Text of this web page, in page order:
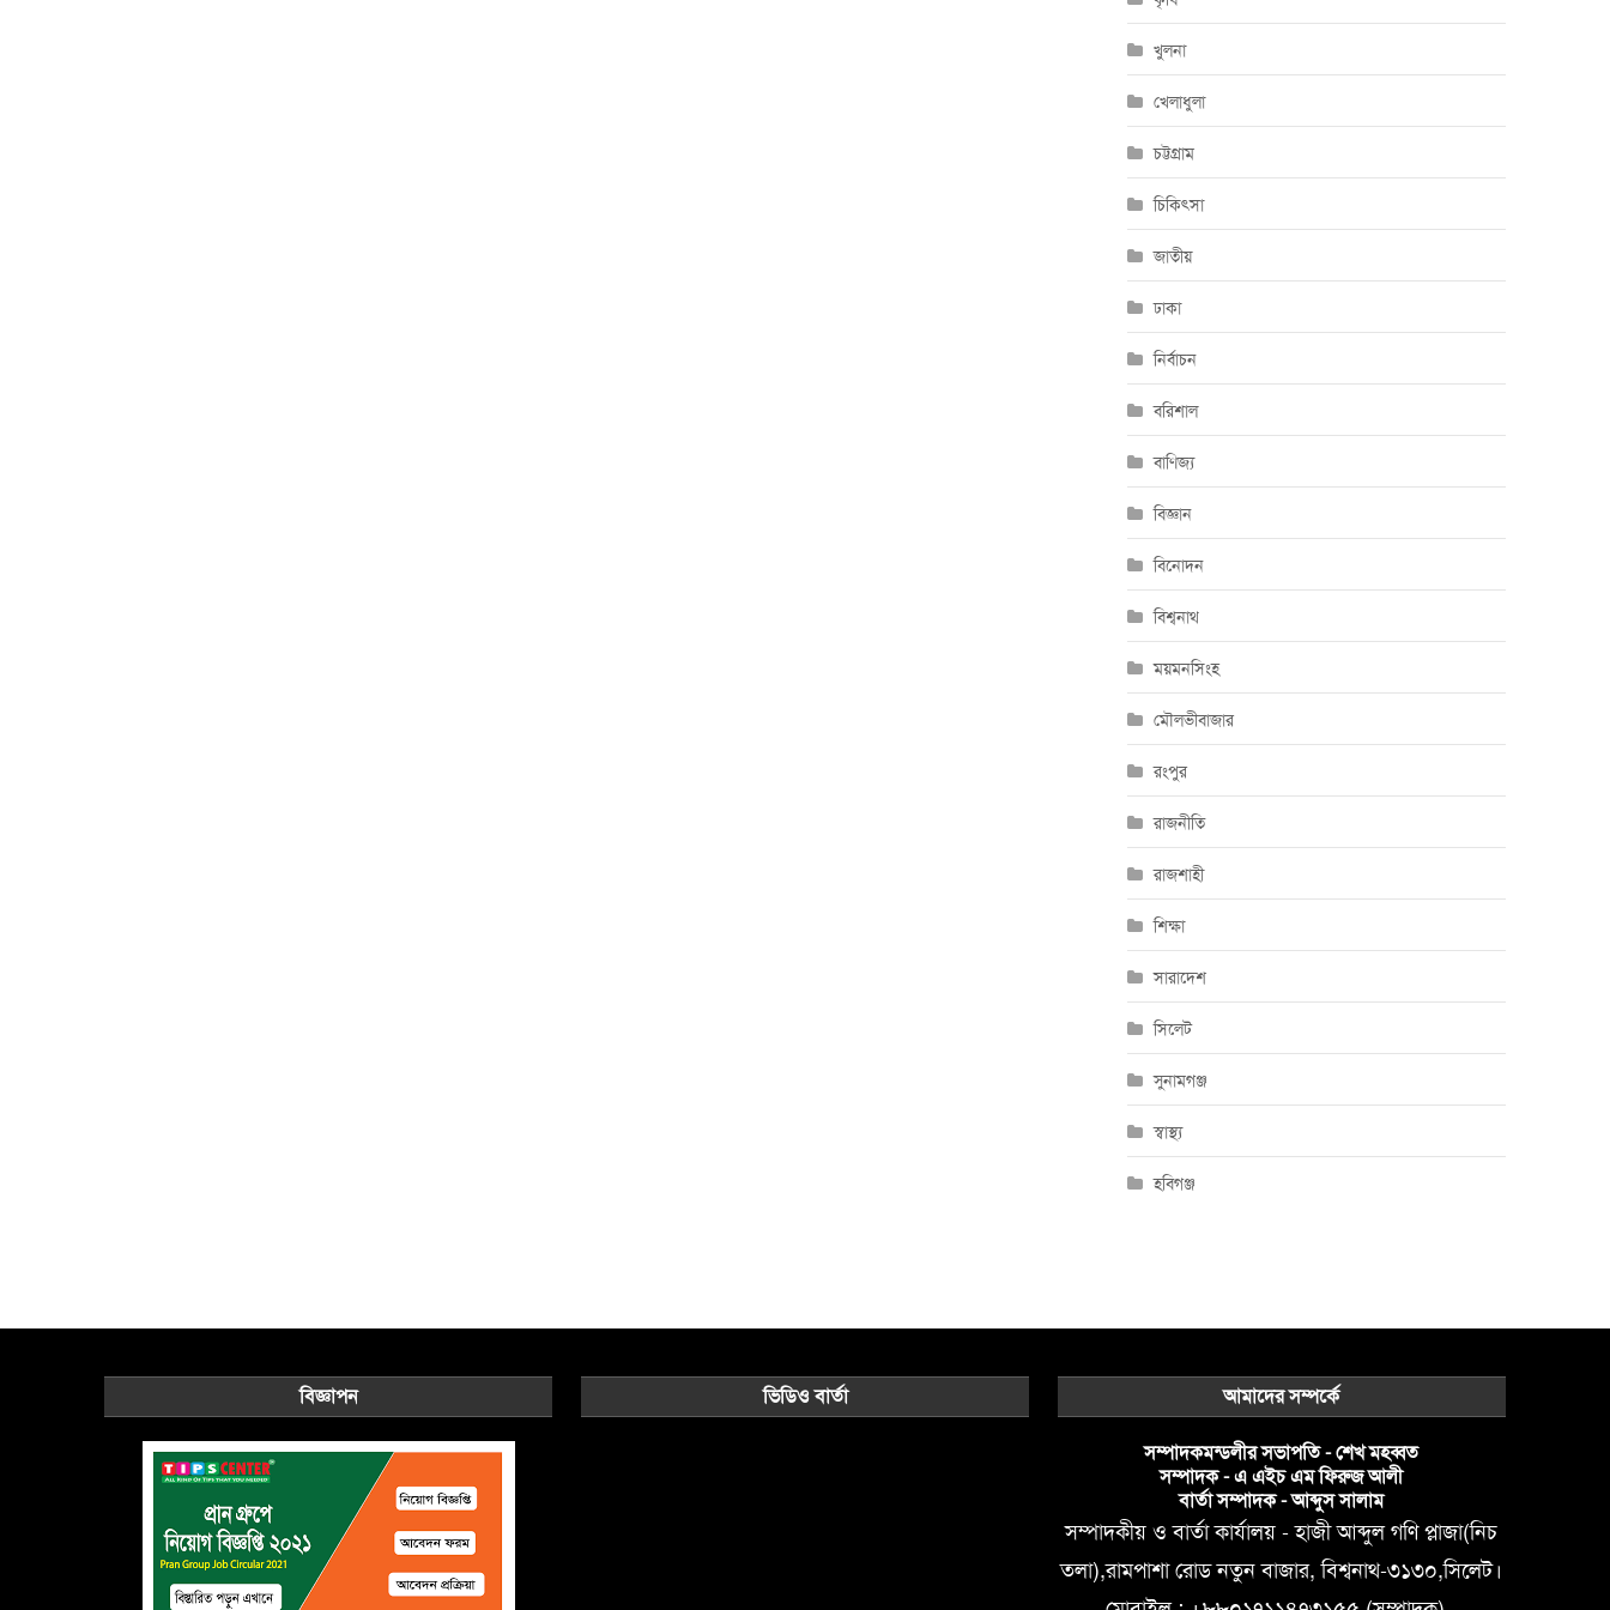
খুলনা
খেলাধুলা
চট্টগ্রাম
চিকিৎসা
জাতীয়
ঢাকা
নির্বাচন
বরিশাল
বাণিজ্য
বিজ্ঞান
বিনোদন
বিশ্বনাথ
ময়মনসিংহ
মৌলভীবাজার
রংপুর
রাজনীতি
রাজশাহী
শিক্ষা
সারাদেশ
সিলেট
সুনামগঞ্জ
স্বাস্থ্য
হবিগঞ্জ
বিজ্ঞাপন ভিডিও বার্তা আমাদের সম্পর্কে
সম্পাদকমন্ডলীর সভাপতি - শেখ মহব্বত
সম্পাদক - এ এইচ এম ফিরুজ আলী
বার্তা সম্পাদক - আব্দুস সালাম
সম্পাদকীয় ও বার্তা কার্যালয় - হাজী আব্দুল গণি প্লাজা(নিচ
তলা),রামপাশা রোড নতুন বাজার, বিশ্বনাথ-৩১৩০,সিলেট।